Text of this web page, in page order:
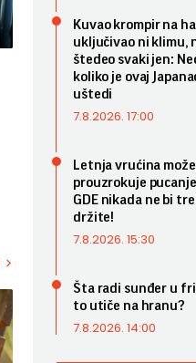
Kuvao krompir na
uključivao ni klimu,
štedeo svaki jen:
koliko je ovaj
uštedi
7.8.2026. 17:00
Letnja vrućina
prouzrokuje
GDE nikada ne bi
držite!
7.8.2026. 15:30
Šta radi sunđer u
to utiče na hranu?
7.8.2026. 14:00